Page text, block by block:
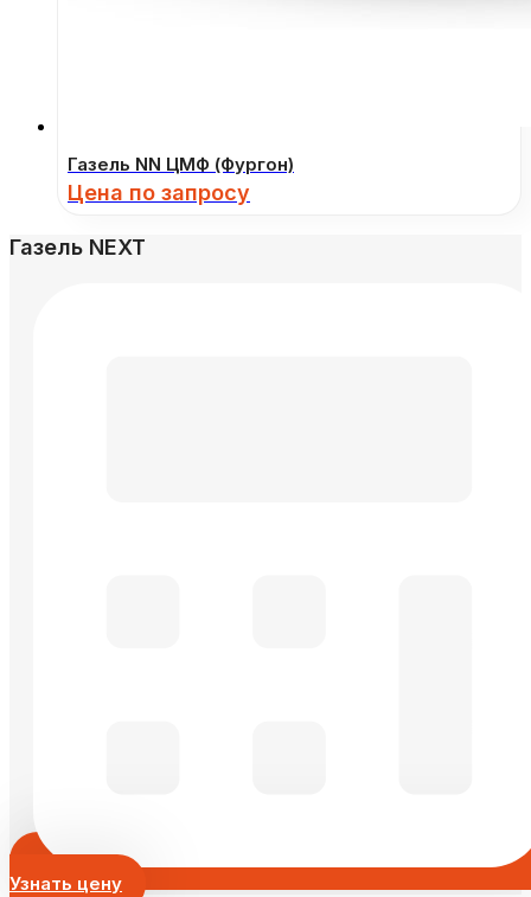
Газель NN ЦМФ (Фургон)
Цена по запросу
Газель NEXT
Узнать цену